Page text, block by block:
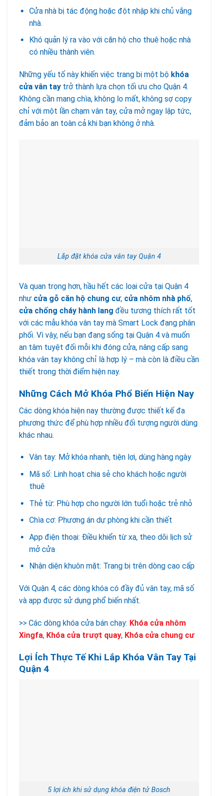
Cửa nhà bị tác động hoặc đột nhập khi chủ vắng
nhà.
Khó quản lý ra vào với căn hộ cho thuê hoặc nhà
có nhiều thành viên.
Những yếu tố này khiến việc trang bị một bộ khóa
cửa vân tay trở thành lựa chọn tối ưu cho Quận 4.
Không cần mang chìa, không lo mất, không sợ copy
chỉ với một lần chạm vân tay, cửa mở ngay lập tức,
đảm bảo an toàn cả khi bạn không ở nhà.
Lắp đặt khóa cửa vân tay Quận 4
Và quan trọng hơn, hầu hết các loại cửa tại Quận 4
như cửa gỗ căn hộ chung cư, cửa nhôm nhà phố,
cửa chống cháy hành lang đều tương thích rất tốt
với các mẫu khóa vân tay mà Smart Lock đang phân
phối. Vì vậy, nếu bạn đang sống tại Quận 4 và muốn
an tâm tuyệt đối mỗi khi đóng cửa, nâng cấp sang
khóa vân tay không chỉ là hợp lý – mà còn là điều cần
thiết trong thời điểm hiện nay.
Những Cách Mở Khóa Phổ Biến Hiện Nay
Các dòng khóa hiện nay thường được thiết kế đa
phương thức để phù hợp nhiều đối tượng người dùng
khác nhau.
Vân tay: Mở khóa nhanh, tiện lợi, dùng hàng ngày
Mã số: Linh hoạt chia sẻ cho khách hoặc người
thuê
Thẻ từ: Phù hợp cho người lớn tuổi hoặc trẻ nhỏ
Chìa cơ: Phương án dự phòng khi cần thiết
App điện thoại: Điều khiển từ xa, theo dõi lịch sử
mở cửa
Nhận diện khuôn mặt: Trang bị trên dòng cao cấp
Với Quận 4, các dòng khóa có đầy đủ vân tay, mã số
và app được sử dụng phổ biến nhất.
>> Các dòng khóa cửa bán chạy: Khóa cửa nhôm
Xingfa, Khóa cửa trượt quay, Khóa cửa chung cư
Lợi Ích Thực Tế Khi Lắp Khóa Vân Tay Tại
Quận 4
5 lợi ích khi sử dụng khóa điện tử Bosch